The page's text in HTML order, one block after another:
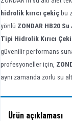
hidrolik kırıcı çekiçbu
yönlü ZONDAR HB20 Su
Tipi Hidrolik Kırıcı
güvenilir performans
profesyoneller için,
aynı zamanda zorlu su
Ürün açıklaması